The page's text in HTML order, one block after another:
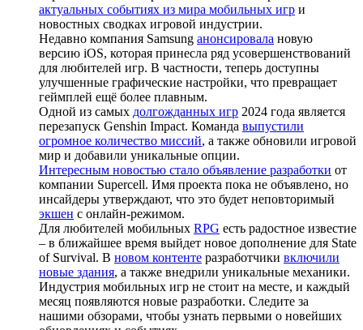
актуальных событиях из мира мобильных игр и
новостных сводках игровой индустрии.
Недавно компания Samsung анонсировала новую
версию iOS, которая принесла ряд усовершенствований
для любителей игр. В частности, теперь доступны
улучшенные графические настройки, что превращает
геймплей ещё более плавным.
Одной из самых долгожданных игр 2024 года является
перезапуск Genshin Impact. Команда выпустили
огромное количество миссий, а также обновили игровой
мир и добавили уникальные опции.
Интересным новостью стало объявление разработки от
компании Supercell. Имя проекта пока не объявлено, но
инсайдеры утверждают, что это будет неповторимый
экшен с онлайн-режимом.
Для любителей мобильных RPG есть радостное известие
– в ближайшее время выйдет новое дополнение для State
of Survival. В новом контенте разработчики включили
новые здания, а также внедрили уникальные механики.
Индустрия мобильных игр не стоит на месте, и каждый
месяц появляются новые разработки. Следите за
нашими обзорами, чтобы узнать первыми о новейших